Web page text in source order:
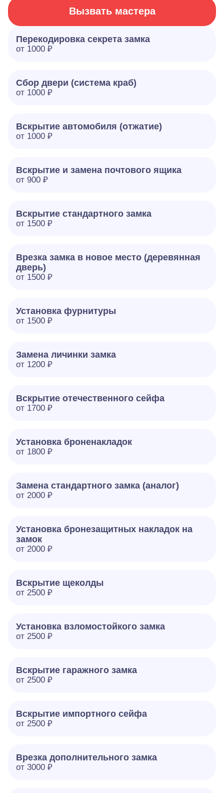
Вызвать мастера
Перекодировка секрета замка
от 1000 ₽
Сбор двери (система краб)
от 1000 ₽
Вскрытие автомобиля (отжатие)
от 1000 ₽
Вскрытие и замена почтового ящика
от 900 ₽
Вскрытие стандартного замка
от 1500 ₽
Врезка замка в новое место (деревянная
дверь)
от 1500 ₽
Установка фурнитуры
от 1500 ₽
Замена личинки замка
от 1200 ₽
Вскрытие отечественного сейфа
от 1700 ₽
Установка броненакладок
от 1800 ₽
Замена стандартного замка (аналог)
от 2000 ₽
Установка бронезащитных накладок на
замок
от 2000 ₽
Вскрытие щеколды
от 2500 ₽
Установка взломостойкого замка
от 2500 ₽
Вскрытие гаражного замка
от 2500 ₽
Вскрытие импортного сейфа
от 2500 ₽
Врезка дополнительного замка
от 3000 ₽